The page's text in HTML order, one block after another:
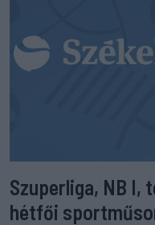
Szuperliga, NB I,
hétfői